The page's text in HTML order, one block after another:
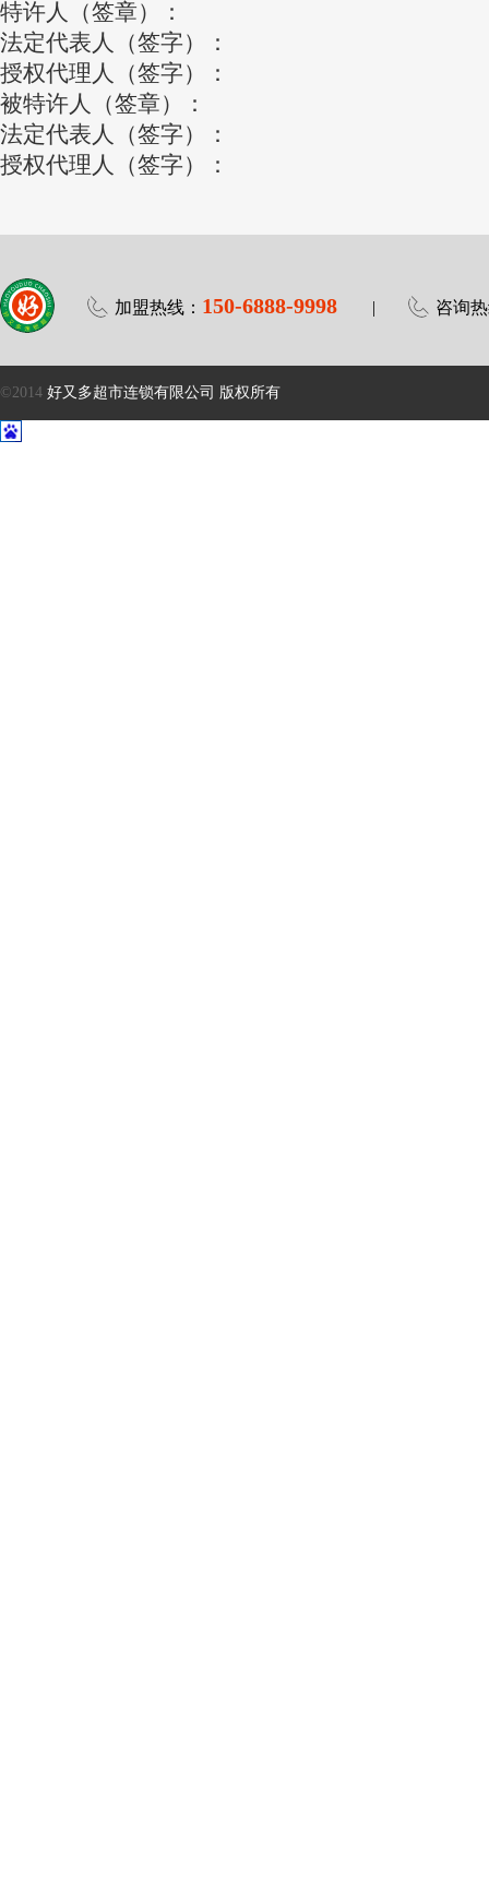
特许人（签章）：
法定代表人（签字）：
授权代理人（签字）：
被特许人（签章）：
法定代表人（签字）：
授权代理人（签字）：
加盟热线： 150-6888-9998 | 咨询
©2014 好又多超市连锁有限公司 版权所有